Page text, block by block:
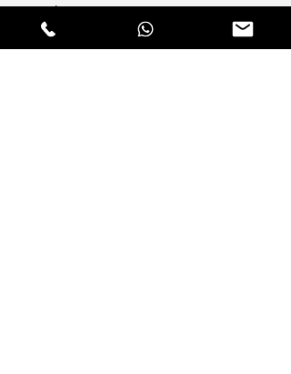
Stand:04.09.2023